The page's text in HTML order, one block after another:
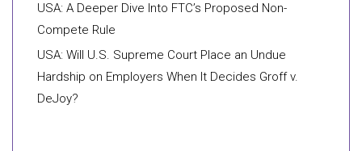
USA: A Deeper Dive Into FTC’s Proposed Non-
Compete Rule
USA: Will U.S. Supreme Court Place an Undue
Hardship on Employers When It Decides Groff v.
DeJoy?